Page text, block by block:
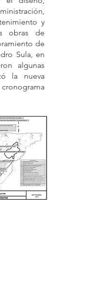
y
obras de
de
Sula, en
algunas
la nueva